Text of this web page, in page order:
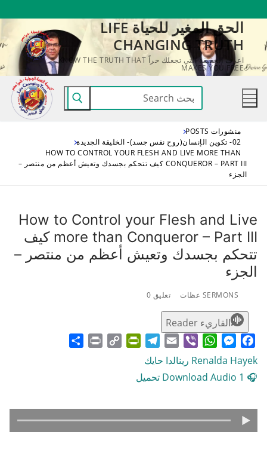
المحتوى
الحق المغير للحياة LIFE
CHANGING TRUTH
اعرف الحقيقة التي تجعلك حراً KNOW THE TRUTH THAT
MAKES YOU FREE
البحث
عن:
منشورات POSTS
02- تكوين الإنسان(روح نفس جسد)- الخليقة الجديدة
HOW TO CONTROL YOUR FLESH AND LIVE MORE THAN
CONQUEROR – PART III كيف تتحكم بجسدك وتعيش أعظم من منتصر –
الجزء
How to Control your Flesh and Live
more than Conqueror – Part III كيف
تتحكم بجسدك وتعيش أعظم من منتصر –
الجزء
SERMONS عظات تعليق 0
القاريء Reader
Facebook
Messenger
WhatsApp
Viber
Email
Telegram
PrintFriendly
Copy
Print
Renalda Hayek رينالدا حايك
🎧 Download Audio 1 تحميل